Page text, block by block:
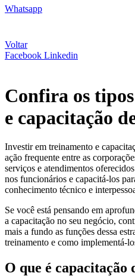
Whatsapp
Voltar
Facebook Linkedin
Confira os
e capacitação
Investir em treinamento e
ação frequente entre as
serviços e atendimentos
nos funcionários e capacitá-los
conhecimento técnico e
Se você está pensando em
a capacitação no seu negócio,
mais a fundo as funções dessa
treinamento e como implementá-
O que é capacitação